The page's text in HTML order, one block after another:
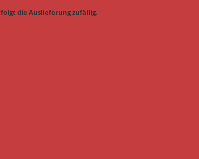
die Auslieferung zufällig.